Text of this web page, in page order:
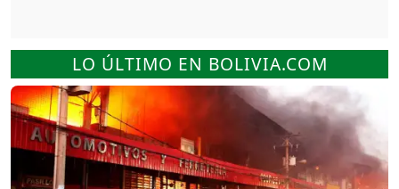
LO ÚLTIMO EN BOLIVIA.COM